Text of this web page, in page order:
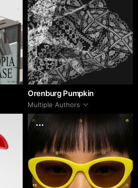
Orenburg Pumpkin
Multiple Authors